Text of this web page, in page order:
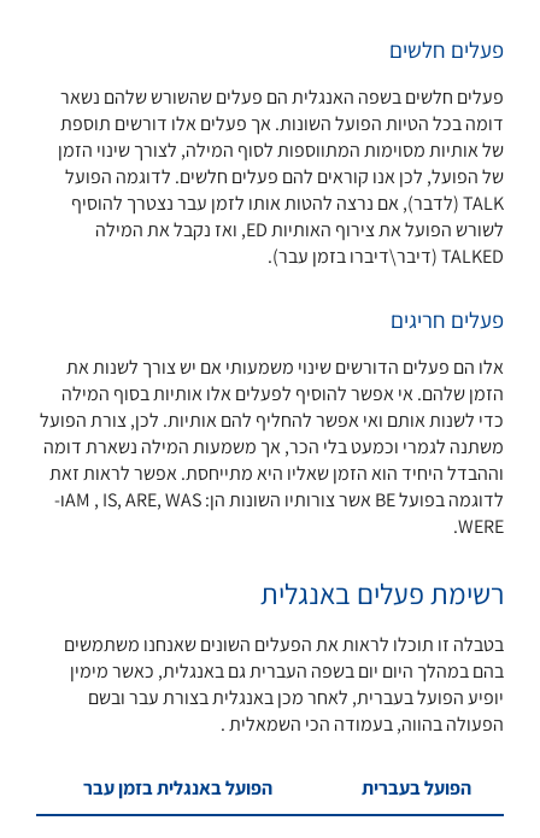
פעלים חלשים
פעלים חלשים בשפה האנגלית הם פעלים שהשורש שלהם נשאר
דומה בכל הטיות הפועל השונות. אך פעלים אלו דורשים תוספת
של אותיות מסוימות המתווספות לסוף המילה, לצורך שינוי הזמן
של הפועל, לכן אנו קוראים להם פעלים חלשים. לדוגמה הפועל
TALK (לדבר), אם נרצה להטות אותו לזמן עבר נצטרך להוסיף
לשורש הפועל את צירוף האותיות ED, ואז נקבל את המילה
TALKED (דיבר\דיברו בזמן עבר).
פעלים חריגים
אלו הם פעלים הדורשים שינוי משמעותי אם יש צורך לשנות את
הזמן שלהם. אי אפשר להוסיף לפעלים אלו אותיות בסוף המילה
כדי לשנות אותם ואי אפשר להחליף להם אותיות. לכן, צורת הפועל
משתנה לגמרי וכמעט בלי הכר, אך משמעות המילה נשארת דומה
וההבדל היחיד הוא הזמן שאליו היא מתייחסת. אפשר לראות זאת
לדוגמה בפועל BE אשר צורותיו השונות הן: AM , IS, ARE, WASו-
WERE.
רשימת פעלים באנגלית
בטבלה זו תוכלו לראות את הפעלים השונים שאנחנו משתמשים
בהם במהלך היום יום בשפה העברית גם באנגלית, כאשר מימין
יופיע הפועל בעברית, לאחר מכן באנגלית בצורת עבר ובשם
הפעולה בהווה, בעמודה הכי השמאלית .
הפועל בעברית הפועל באנגלית בזמן עבר